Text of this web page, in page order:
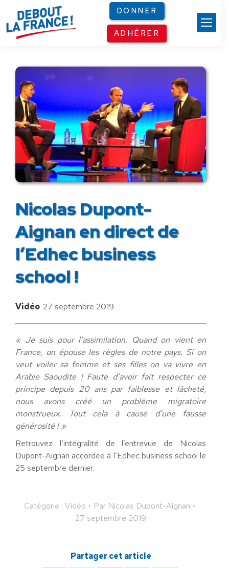
DONNER
ADHÉRER
Nicolas Dupont-
Aignan en direct de
l’Edhec business
school !
Vidéo 27 septembre 2019
« Je suis pour l’assimilation. Quand on vient en
France, on épouse les règles de notre pays. Si on
veut voiler sa femme et ses filles on va vivre en
Arabie Saoudite ! Faute d’avoir fait respecter ce
principe depuis 20 ans par faiblesse et lâcheté,
nous avons créé un problème migratoire
monstrueux. Tout cela à cause d’une fausse
générosité ! »
Retrouvez l’intégralité de l’entrevue de Nicolas
Dupont-Aignan accordée à l’Edhec business school le
25 septembre dernier.
Catégorie : Vidéo Par Nicolas Dupont-Aignan
27 septembre 2019
Partager cet article
Panneau de gestion des cookies